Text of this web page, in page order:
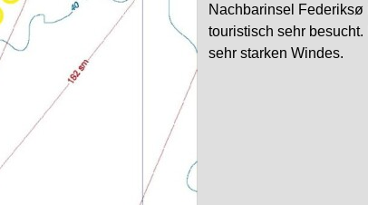
Nachbarinsel
touristisch sehr
sehr starken Windes.